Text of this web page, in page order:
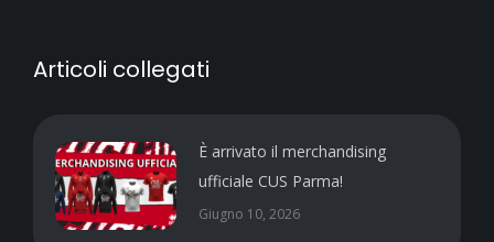
Articoli collegati
È arrivato il merchandising
ufficiale CUS Parma!
Giugno 10, 2026